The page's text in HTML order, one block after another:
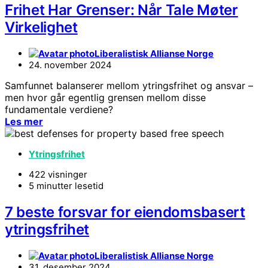
Frihet Har Grenser: Når Tale Møter
Virkelighet
Liberalistisk Allianse Norge
24. november 2024
Samfunnet balanserer mellom ytringsfrihet og ansvar –
men hvor går egentlig grensen mellom disse
fundamentale verdiene?
Les mer
Ytringsfrihet
422 visninger
5 minutter lesetid
7 beste forsvar for eiendomsbasert
ytringsfrihet
Liberalistisk Allianse Norge